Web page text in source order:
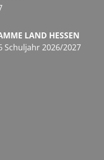
LAND HESSEN
Schuljahr 2026/2027